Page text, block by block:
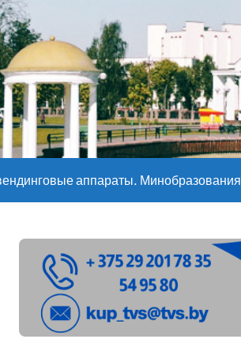
– 05 08 2026
– 07 08 20
ожидаются дожди и грозы
из Молодечно о 50-
детей с 1 сентября, рассказали в